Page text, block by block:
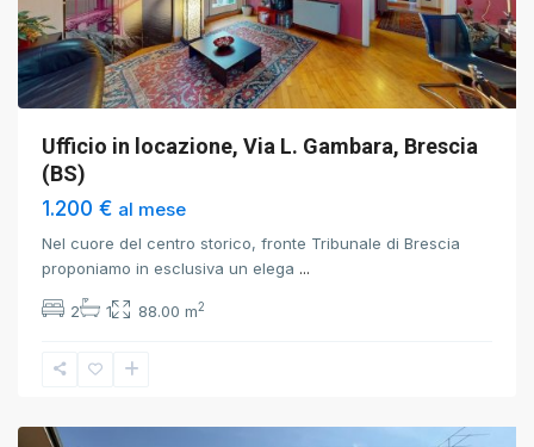
Ufficio in locazione, Via L. Gambara, Brescia
(BS)
1.200 € al mese
Nel cuore del centro storico, fronte Tribunale di Brescia
proponiamo in esclusiva un elega ...
2 1 88.00 m2
Brescia,